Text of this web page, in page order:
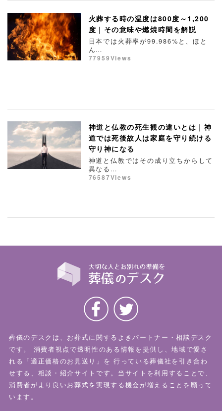
火葬する時の温度は800度～1,200
度｜その意味や燃焼時間を解説
日本では火葬率が99.986%と、ほと
ん…
77959Views
神道と仏教の死生観の違いとは｜神
道では死後故人は家庭を守り続ける
守り神になる
神道と仏教ではその成り立ちからして
異なる…
76587Views
葬儀のデスクは、お葬式に関するよきパートナー・相談デスク
です。
消費者視点で透明性のある情報を提供し、地域で愛さ
れる「適正価格のお見送り」を 行っている葬儀社を引き合わ
せする、相談・紹介サイトです。当サイトを利用することで、
消費者がより良いお葬式を実現する機会が増えることを願って
います。